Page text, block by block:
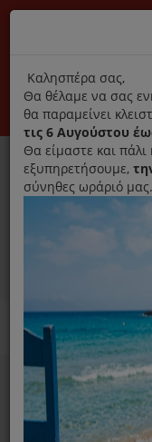
Αποκλειστικά
Ανταλλακτικά
Home
Συσκευές
Εξαρτήματα
Πράσινος Κώνος
title
Καλησπέρα σας,
Θα θέλαμε να σας
θα παραμείνει
τις 6 Αυγούστου
Θα είμαστε και πάλι
εξυπηρετήσουμε,
σύνηθες ωράριό μας.